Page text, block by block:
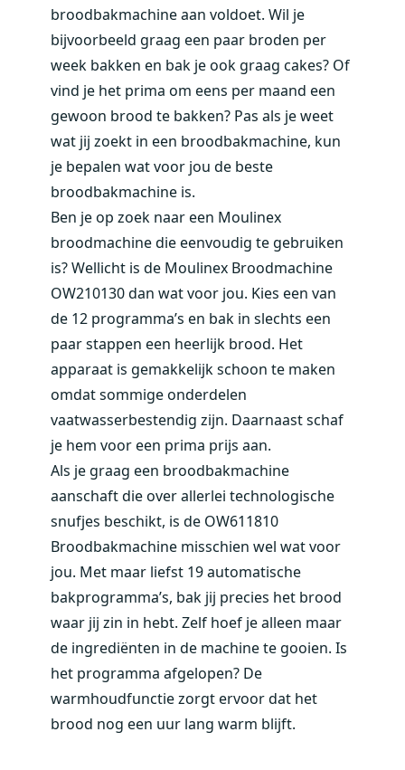
broodbakmachine aan voldoet. Wil je
bijvoorbeeld graag een paar broden per
week bakken en bak je ook graag cakes? Of
vind je het prima om eens per maand een
gewoon brood te bakken? Pas als je weet
wat jij zoekt in een broodbakmachine, kun
je bepalen wat voor jou de beste
broodbakmachine is.
Ben je op zoek naar een Moulinex
broodmachine die eenvoudig te gebruiken
is? Wellicht is de Moulinex Broodmachine
OW210130dan wat voor jou. Kies een van
de 12 programma’s en bak in slechts een
paar stappen een heerlijk brood. Het
apparaat is gemakkelijk schoon te maken
omdat sommige onderdelen
vaatwasserbestendig zijn. Daarnaast schaf
je hem voor een prima prijs aan.
Als je graag een broodbakmachine
aanschaft die over allerlei technologische
snufjes beschikt, is de OW611810
Broodbakmachine misschien wel wat voor
jou. Met maar liefst 19 automatische
bakprogramma’s, bak jij precies het brood
waar jij zin in hebt. Zelf hoef je alleen maar
de ingrediënten in de machine te gooien. Is
het programma afgelopen? De
warmhoudfunctie zorgt ervoor dat het
brood nog een uur lang warm blijft.